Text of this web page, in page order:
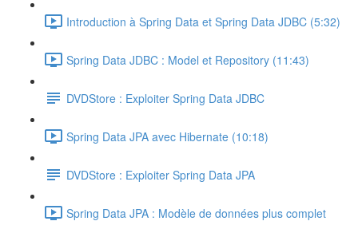
Introduction à Spring Data et Spring Data JDBC (5:32)
Spring Data JDBC : Model et Repository (11:43)
DVDStore : Exploiter Spring Data JDBC
Spring Data JPA avec Hibernate (10:18)
DVDStore : Exploiter Spring Data JPA
Spring Data JPA : Modèle de données plus complet